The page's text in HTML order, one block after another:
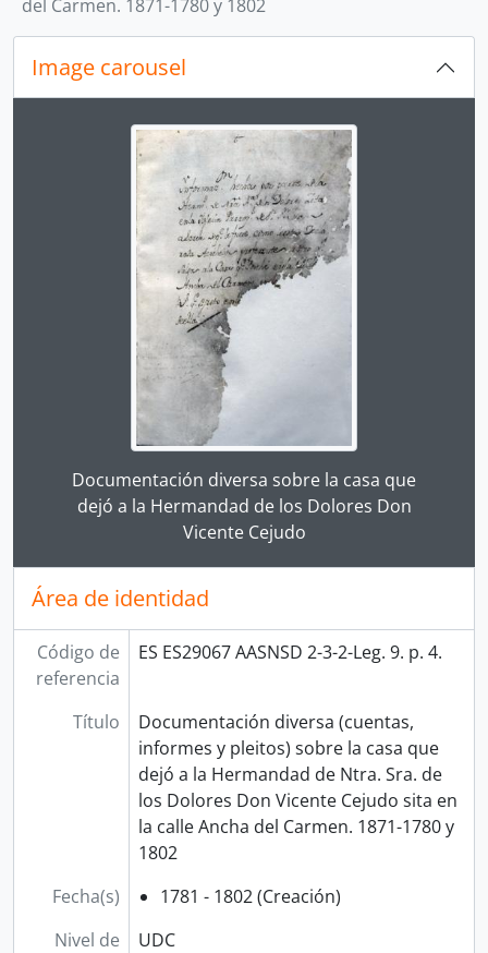
del Carmen. 1871-1780 y 1802
Image carousel
Changing the current slide of this carousel will
Clicking this description title link will open the
Documentación diversa sobre la casa que
dejó a la Hermandad de los Dolores Don
Vicente Cejudo
Área de identidad
Código de
referencia
ES ES29067 AASNSD 2-3-2-Leg. 9. p. 4.
Título
Documentación diversa (cuentas,
informes y pleitos) sobre la casa que
dejó a la Hermandad de Ntra. Sra. de
los Dolores Don Vicente Cejudo sita en
la calle Ancha del Carmen. 1871-1780 y
1802
Fecha(s)
1781 - 1802 (Creación)
Nivel de
UDC